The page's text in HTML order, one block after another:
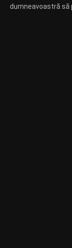
dumneavoastră să